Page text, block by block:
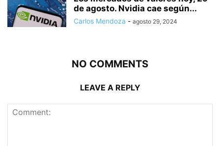
de agosto. Nvidia cae según...
Carlos Mendoza - agosto 29, 2024
NO COMMENTS
LEAVE A REPLY